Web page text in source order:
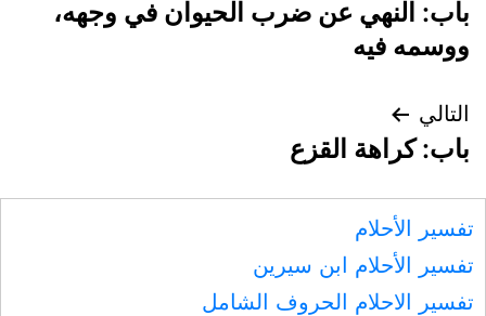
المقالات
باب: النهي عن ضرب الحيوان في وجهه،
ووسمه فيه
التالي
باب: كراهة القزع
تفسير الأحلام
تفسير الأحلام ابن سيرين
تفسير الاحلام الحروف الشامل